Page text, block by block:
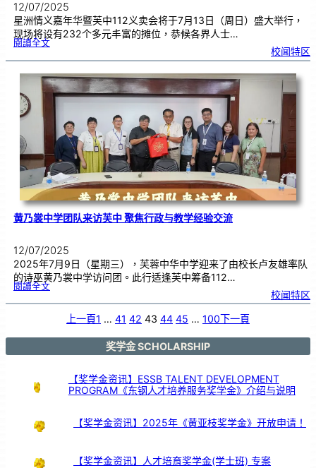
12/07/2025
星洲情义嘉年华暨芙中112义卖会将于7月13日（周日）盛大举行，
现场将设有232个多元丰富的摊位，恭候各界人士…
閱讀全文:芙
1
周
年
校
庆
义
卖
月
日
恭
候
光临
校闻特区
黄乃裳中学团队来访芙中 聚焦行政与教学经验交流
12/07/2025
2025年7月9日（星期三），芙蓉中华中学迎来了由校长卢友雄率队
的诗巫黄乃裳中学访问团。此行适逢芙中筹备112…
閱讀全文:黄
中
中
行
校闻特区
上一頁1 … 41 42 43 44 45 … 100下一頁
奖学金 SCHOLARSHIP
【奖学金资讯】ESSB TALENT DEVELOPMENT
PROGRAM《东钢人才培养服务奖学金》介绍与说明
【奖学金资讯】2025年《黄亚枝奖学金》开放申请！
【奖学金资讯】人才培育奖学金(学士班) 专案